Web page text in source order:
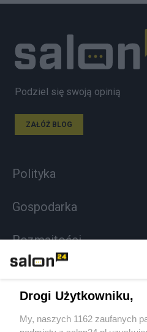
Podziel się swoją opinią
ZAŁÓŻ BLOG
Polityka
Gospodarka
Rozmaitości
Sport
Drogi Użytkowniku,
My, naszych 1162 zaufanych